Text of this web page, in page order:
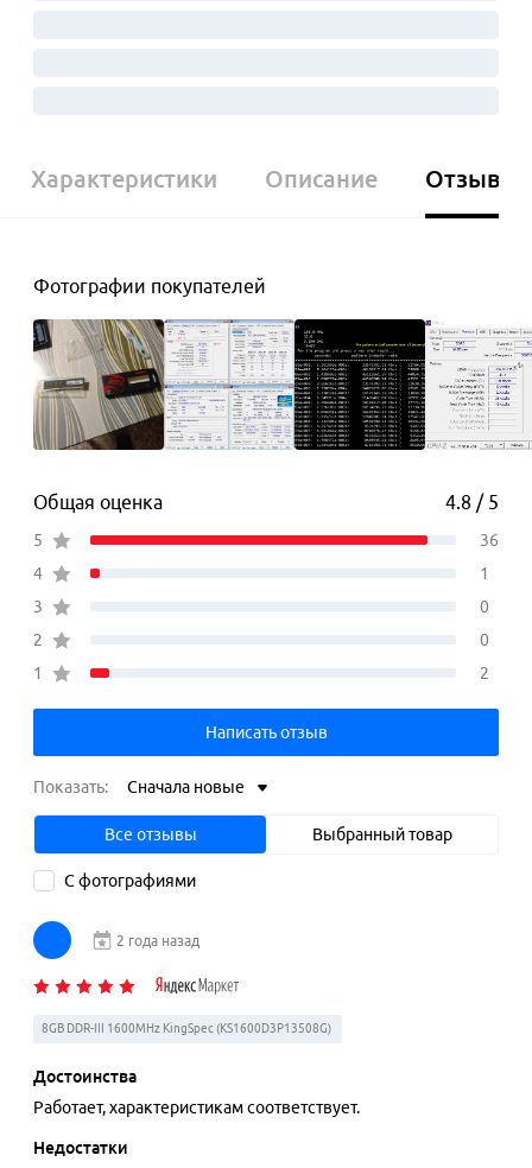
Характеристики Описание Отзывы
Фотографии покупателей
Показать: Сначала новые
Все отзывы Выбранный товар
С фотографиями
2 года назад
8GB DDR-III 1600MHz KingSpec (KS1600D3P13508G)
Достоинства
Работает, характеристикам соответствует.
Недостатки
Общая оценка 4.8 / 5
5
4
3
2
1
36
1
0
0
2
Написать отзыв